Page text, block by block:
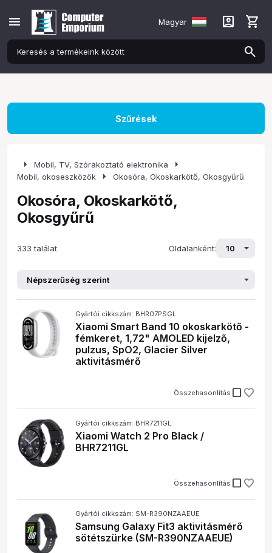
menu Magyar account_box shopping_cart
arrow_right Mobil, TV, Szórakoztató elektronika arrow_right
Mobil, okoseszközök arrow_right Okosóra, Okoskarkötő, Okosgyűrű
Okosóra, Okoskarkötő,
Okosgyűrű
333 találat Oldalanként:
Gyártói cikkszám: BHR07PSGL
Xiaomi Smart Band 10 okoskarkötő -
fémkeret, 1,72" AMOLED kijelző,
pulzus, SpO2, Glacier Silver
aktivitásmérő
Összehasonlítás check_box_outline_blank
Gyártói cikkszám: BHR7211GL
Xiaomi Watch 2 Pro Black /
BHR7211GL
Összehasonlítás check_box_outline_blank
Gyártói cikkszám: SM-R390NZAAEUE
Samsung Galaxy Fit3 aktivitásmérő
sötétszürke (SM-R390NZAAEUE)
Szűrések